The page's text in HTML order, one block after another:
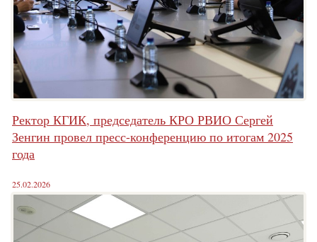
Ректор КГИК, председатель КРО РВИО Сергей
Зенгин провел пресс-конференцию по итогам 2025
года
25.02.2026